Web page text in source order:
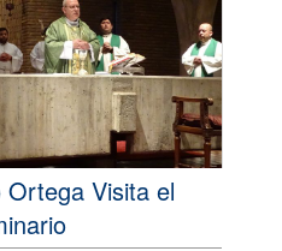
Visita el